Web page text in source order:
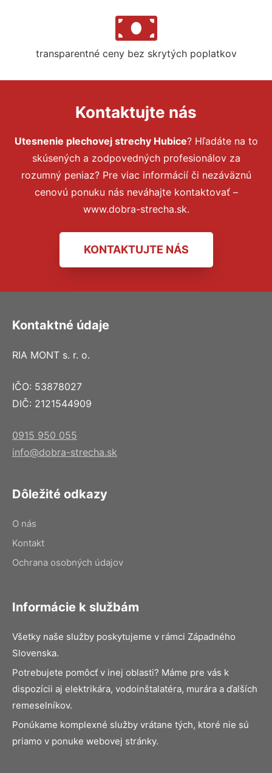
transparentné ceny bez skrytých poplatkov
Kontaktujte nás
Utesnenie plechovej strechy Hubice? Hľadáte na to
skúsených a zodpovedných profesionálov za
rozumný peniaz? Pre viac informácií či nezáväznú
cenovú ponuku nás neváhajte kontaktovať –
www.dobra-strecha.sk.
KONTAKTUJTE NÁS
Kontaktné údaje
RIA MONT s. r. o.
IČO: 53878027
DIČ: 2121544909
0915 950 055
info@dobra-strecha.sk
Dôležité odkazy
O nás
Kontakt
Ochrana osobných údajov
Informácie k službám
Všetky naše služby poskytujeme v rámci Západného
Slovenska.
Potrebujete pomôcť v inej oblasti? Máme pre vás k
dispozícii aj elektrikára, vodoinštalatéra, murára a ďalších
remeselníkov.
Ponúkame komplexné služby vrátane tých, ktoré nie sú
priamo v ponuke webovej stránky.